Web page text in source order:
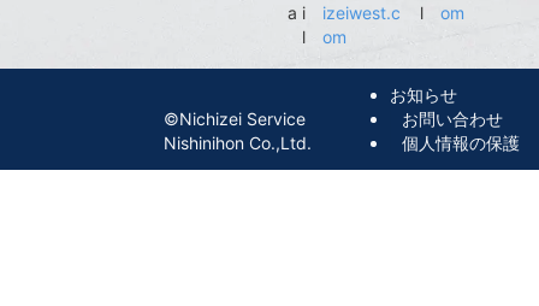
a i
l
izeiwest.c
om
l
om
©︎Nichizei Service
Nishinihon Co.,Ltd.
お知らせ
お問い合わせ
個人情報の保護